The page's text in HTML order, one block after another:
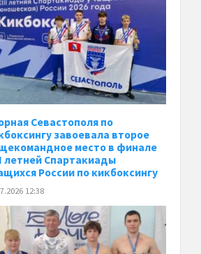
Севастополя по
завоевала второе
место в финале
летней Спартакиады
России по кикбоксингу
12:38